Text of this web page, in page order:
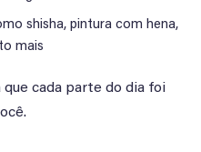
shisha, pintura com hena,
mais
cada parte do dia foi